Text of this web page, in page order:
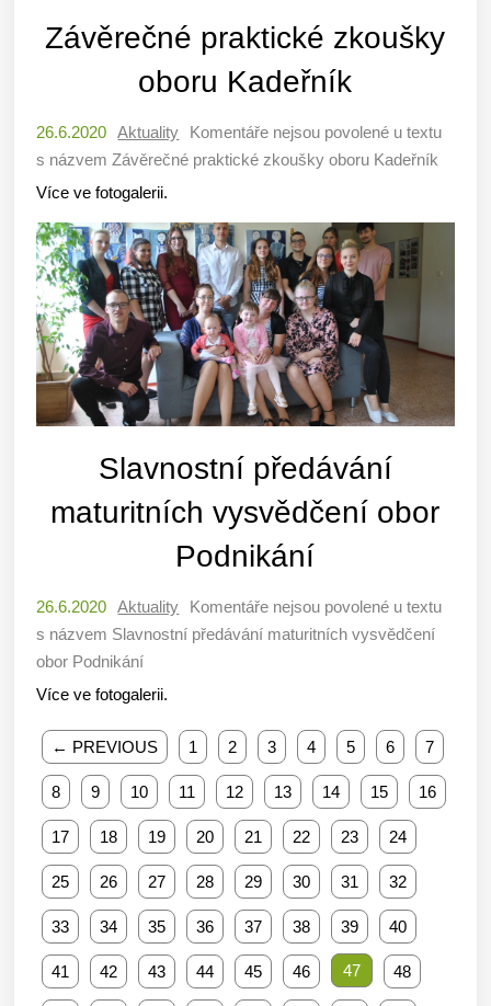
Závěrečné praktické zkoušky
oboru Kadeřník
26.6.2020 Aktuality Komentáře nejsou povolené u textu
s názvem Závěrečné praktické zkoušky oboru Kadeřník
Více ve fotogalerii.
Slavnostní předávání
maturitních vysvědčení obor
Podnikání
26.6.2020 Aktuality Komentáře nejsou povolené u textu
s názvem Slavnostní předávání maturitních vysvědčení
obor Podnikání
Více ve fotogalerii.
← PREVIOUS 1 2 3 4 5 6 7
8 9 10 11 12 13 14 15 16
17 18 19 20 21 22 23 24
25 26 27 28 29 30 31 32
33 34 35 36 37 38 39 40
41 42 43 44 45 46 47 48